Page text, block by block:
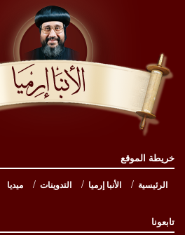
خريطة الموقع
الرئيسية الأنبا إرميا التدوينات ميديا
تابعونا